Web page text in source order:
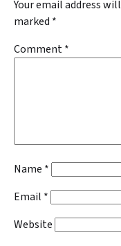
Your email address
marked *
Comment*
Name *
Email *
Website